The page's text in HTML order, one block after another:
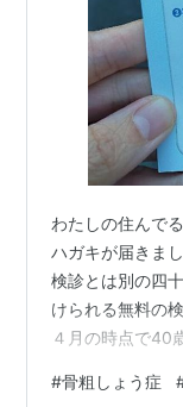
わたしの住んで
ハガキが届きま
検診とは別の四
けられる無料の
４月の時点で40
後落ち込んだ数
#骨粗しょう症